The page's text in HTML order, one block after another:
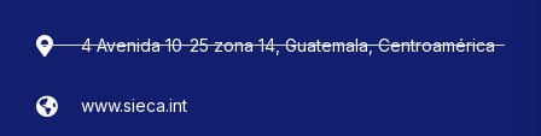
4 Avenida 10-25 zona 14, Guatemala, Centroamérica
www.sieca.int